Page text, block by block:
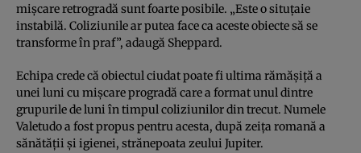
mişcare retrogradă sunt foarte posibile. „Este o situţaie
instabilă. Coliziunile ar putea face ca aceste obiecte să se
transforme în praf”, adaugă Sheppard.
Echipa crede că obiectul ciudat poate fi ultima rămăşiţă a
unei luni cu mişcare progradă care a format unul dintre
grupurile de luni în timpul coliziunilor din trecut. Numele
Valetudo a fost propus pentru acesta, după zeiţa romană a
sănătăţii şi igienei, strănepoata zeului Jupiter.